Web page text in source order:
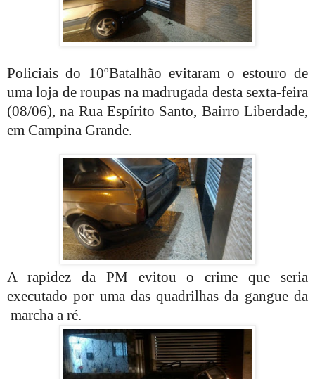
Policiais do 10ºBatalhão evitaram o estouro de
uma loja de roupas na madrugada desta sexta-feira
(08/06), na Rua Espírito Santo, Bairro Liberdade,
em Campina Grande.
A rapidez da PM evitou o crime que seria
executado por uma das quadrilhas da gangue da
marcha a ré.